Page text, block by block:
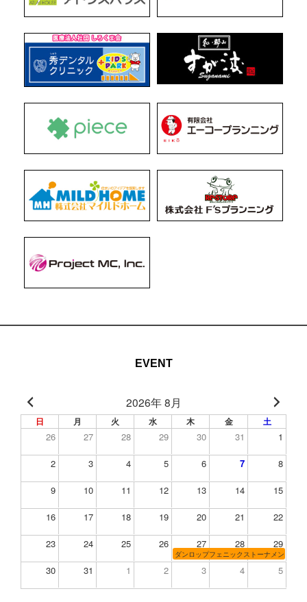
EVENT
2026年 8月
日 月 火 水 木 金 土
26 27 28 29 30 31 1
2 3 4 5 6 7 8
9 10 11 12 13 14 15
16 17 18 19 20 21 22
23 24 25 26 27 28 29
ダンロップフェニックストーナメントチ
30 31 1 2 3 4 5